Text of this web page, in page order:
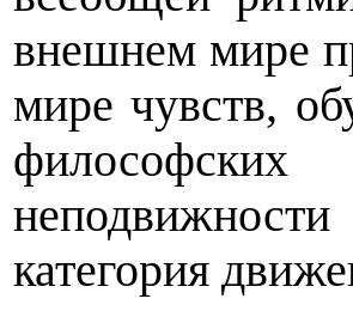
внешнем мире
мире чувств,
категория